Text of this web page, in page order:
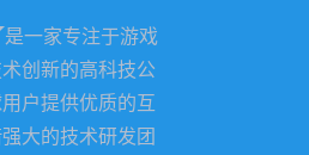
一家专注于游戏
创新的高科技公
户提供优质的互
大的技术研发团